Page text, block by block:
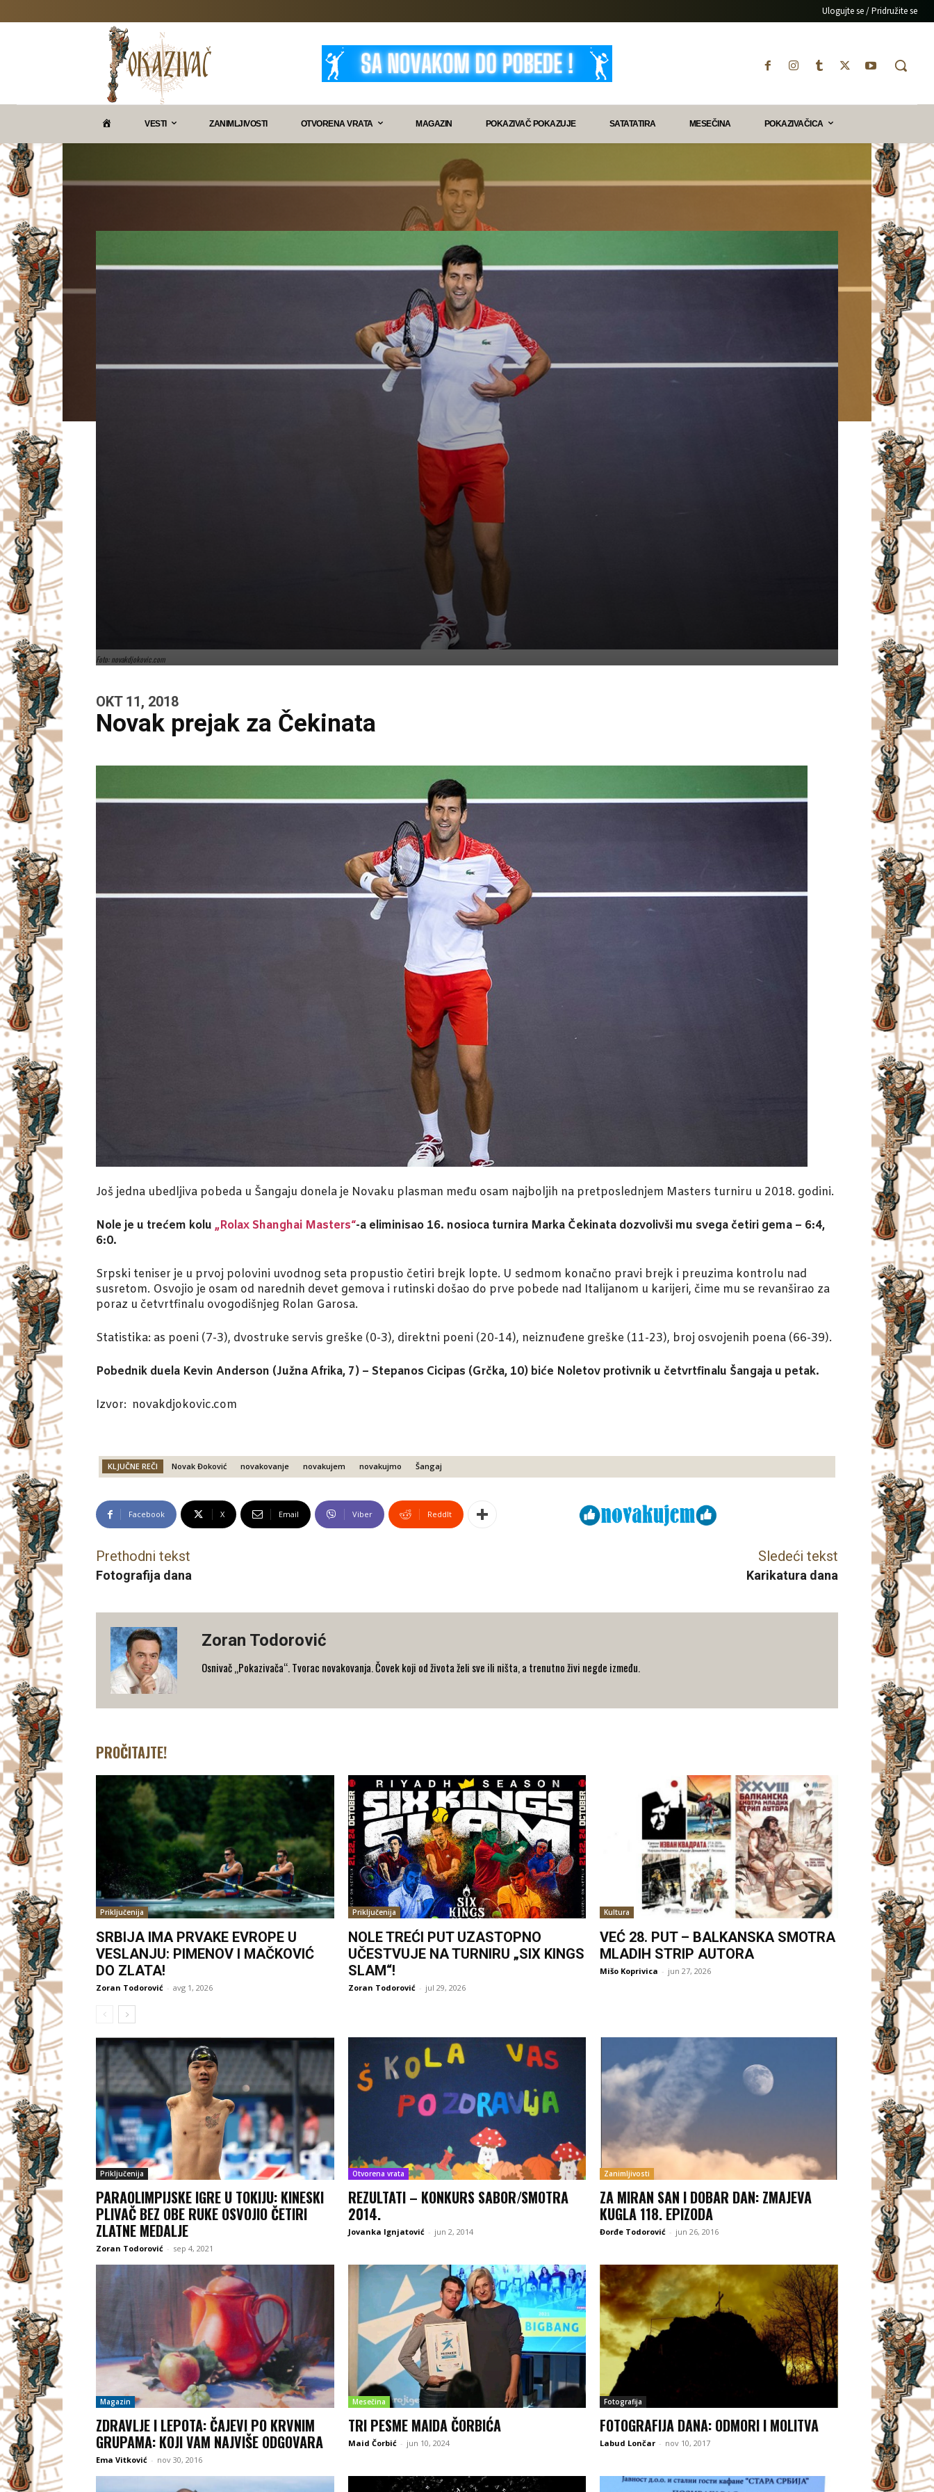
Ulogujte se / Pridružite se
VESTI ZANIMLJIVOSTI OTVORENA VRATA MAGAZIN POKAZIVAČ POKAZUJE SATATATIRA MESEČINA POKAZIVAČICA
Foto: novakdjokovic.com
OKT 11, 2018
Novak prejak za Čekinata
Još jedna ubedljiva pobeda u Šangaju donela je Novaku plasman među osam najboljih na pretposlednjem Masters turniru u 2018. godini.
Nole je u trećem kolu „Rolax Shanghai Masters“-a eliminisao 16. nosioca turnira Marka Čekinata dozvolivši mu svega četiri gema – 6:4,
6:0.
Srpski teniser je u prvoj polovini uvodnog seta propustio četiri brejk lopte. U sedmom konačno pravi brejk i preuzima kontrolu nad
susretom. Osvojio je osam od narednih devet gemova i rutinski došao do prve pobede nad Italijanom u karijeri, čime mu se revanširao za
poraz u četvrtfinalu ovogodišnjeg Rolan Garosa.
Statistika: as poeni (7-3), dvostruke servis greške (0-3), direktni poeni (20-14), neiznuđene greške (11-23), broj osvojenih poena (66-39).
Pobednik duela Kevin Anderson (Južna Afrika, 7) – Stepanos Cicipas (Grčka, 10) biće Noletov protivnik u četvrtfinalu Šangaja u petak.
Izvor: novakdjokovic.com
KLJUČNE REČI Novak Đoković novakovanje novakujem novakujmo Šangaj
Facebook X Email Viber ReddIt
Prethodni tekst
Fotografija dana
Sledeći tekst
Karikatura dana
Zoran Todorović
Osnivač „Pokazivača“. Tvorac novakovanja. Čovek koji od života želi sve ili ništa, a trenutno živi negde između.
PROČITAJTE!
Priključenija
SRBIJA IMA PRVAKE EVROPE U
VESLANJU: PIMENOV I MAČKOVIĆ
DO ZLATA!
Zoran Todorović - avg 1, 2026
Priključenija
NOLE TREĆI PUT UZASTOPNO
UČESTVUJE NA TURNIRU „SIX KINGS
SLAM“!
Zoran Todorović - jul 29, 2026
Kultura
VEĆ 28. PUT – BALKANSKA SMOTRA
MLADIH STRIP AUTORA
Mišo Koprivica - jun 27, 2026
Priključenija
PARAOLIMPIJSKE IGRE U TOKIJU: KINESKI
PLIVAČ BEZ OBE RUKE OSVOJIO ČETIRI
ZLATNE MEDALJE
Zoran Todorović - sep 4, 2021
Otvorena vrata
REZULTATI – KONKURS SABOR/SMOTRA
2014.
Jovanka Ignjatović - jun 2, 2014
Zanimljivosti
ZA MIRAN SAN I DOBAR DAN: ZMAJEVA
KUGLA 118. EPIZODA
Đorđe Todorović - jun 26, 2016
Magazin
ZDRAVLJE I LEPOTA: ČAJEVI PO KRVNIM
GRUPAMA: KOJI VAM NAJVIŠE ODGOVARA
Ema Vitković - nov 30, 2016
Mesečina
TRI PESME MAIDA ČORBIĆA
Maid Čorbić - jun 10, 2024
Fotografija
FOTOGRAFIJA DANA: ODMORI I MOLITVA
Labud Lončar - nov 10, 2017